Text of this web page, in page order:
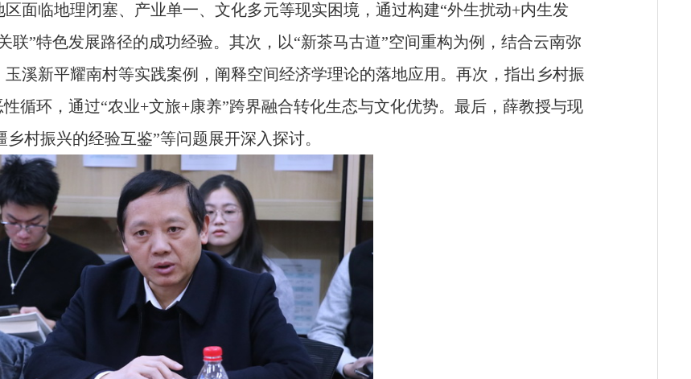
面临地理闭塞、产业单一、文化多元等现实困境，通过构建“外生扰动+内生发
联”特色发展路径的成功经验。其次，以“新茶马古道”空间重构为例，结合云南弥
溪新平耀南村等实践案例，阐释空间经济学理论的落地应用。再次，指出乡村振
循环，通过“农业+文旅+康养”跨界融合转化生态与文化优势。最后，薛教授与现
村振兴的经验互鉴”等问题展开深入探讨。